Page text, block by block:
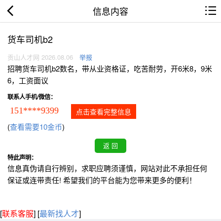
信息内容
货车司机b2
贡山人才网 2026.08.06 举报
招聘货车司机b2数名，带从业资格证，吃苦耐劳，开6米8，9米
6，工资面议
联系人手机/微信：
151****9399 点击查看完整信息
(查看需要10金币)
特此声明：
信息真伪请自行辨别，求职应聘须谨慎，网站对此不承担任何
保证或连带责任! 希望我们的平台能为您带来更多的便利！
[联系客服] [最新找人才]